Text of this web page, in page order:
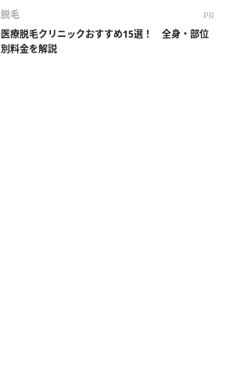
脱毛 PR
医療脱毛クリニックおすすめ15選！ 全身・部位
別料金を解説